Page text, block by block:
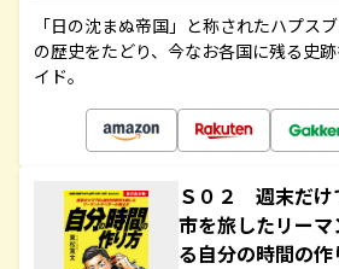
「日の沈まぬ帝国」と称されたハプス
の歴史をたどり、今なお各国に残る史
イド。
Ｓ０２ 週末だけ
市を旅したリー
る自分の時間の作